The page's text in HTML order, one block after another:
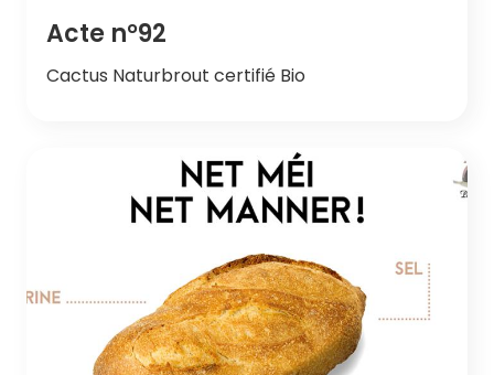
Acte n°92
Cactus Naturbrout certifié Bio